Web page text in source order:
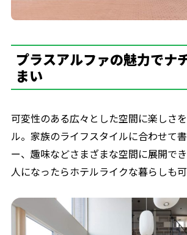
プラスアルファの魅力でナ
まい
可変性のある広々とした空間に楽しさ
ル。家族のライフスタイルに合わせて
ー、趣味などさまざまな空間に展開で
人になったらホテルライクな暮らしも可